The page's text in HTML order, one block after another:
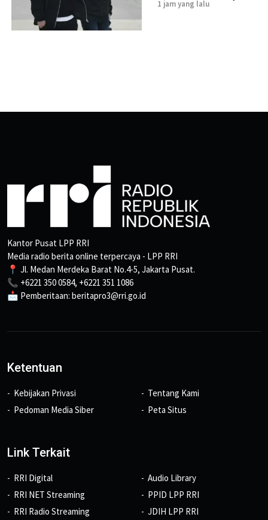
1 jam yang lalu
Kantor Pusat LPP RRI
Media radio berita online terpercaya - LPP RRI
📍 Jl. Medan Merdeka Barat No.4-5, Jakarta Pusat.
📞 +6221 350 0584, +6221 351 1086
📩 Pemberitaan: beritapro3@rri.go.id
Ketentuan
Kebijakan Privasi
Pedoman Media Siber
Tentang Kami
Peta Situs
Link Terkait
RRI Digital
RRI NET Streaming
RRI Radio Streaming
Audio Library
PPID LPP RRI
JDIH LPP RRI